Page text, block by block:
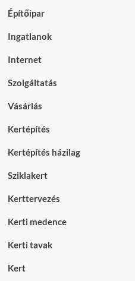
Építőipar
Ingatlanok
Internet
Szolgáltatás
Vásárlás
Kertépítés
Kertépítés házilag
Sziklakert
Kerttervezés
Kerti medence
Kerti tavak
Kert